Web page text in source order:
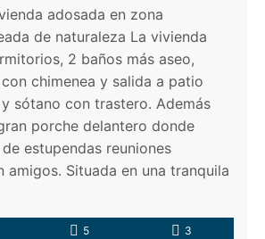
adosada en zona
de naturaleza La vivienda
2 baños más aseo,
chimenea y salida a patio
sótano con trastero. Además
porche delantero donde
estupendas reuniones
amigos. Situada en una tranquila
5 3